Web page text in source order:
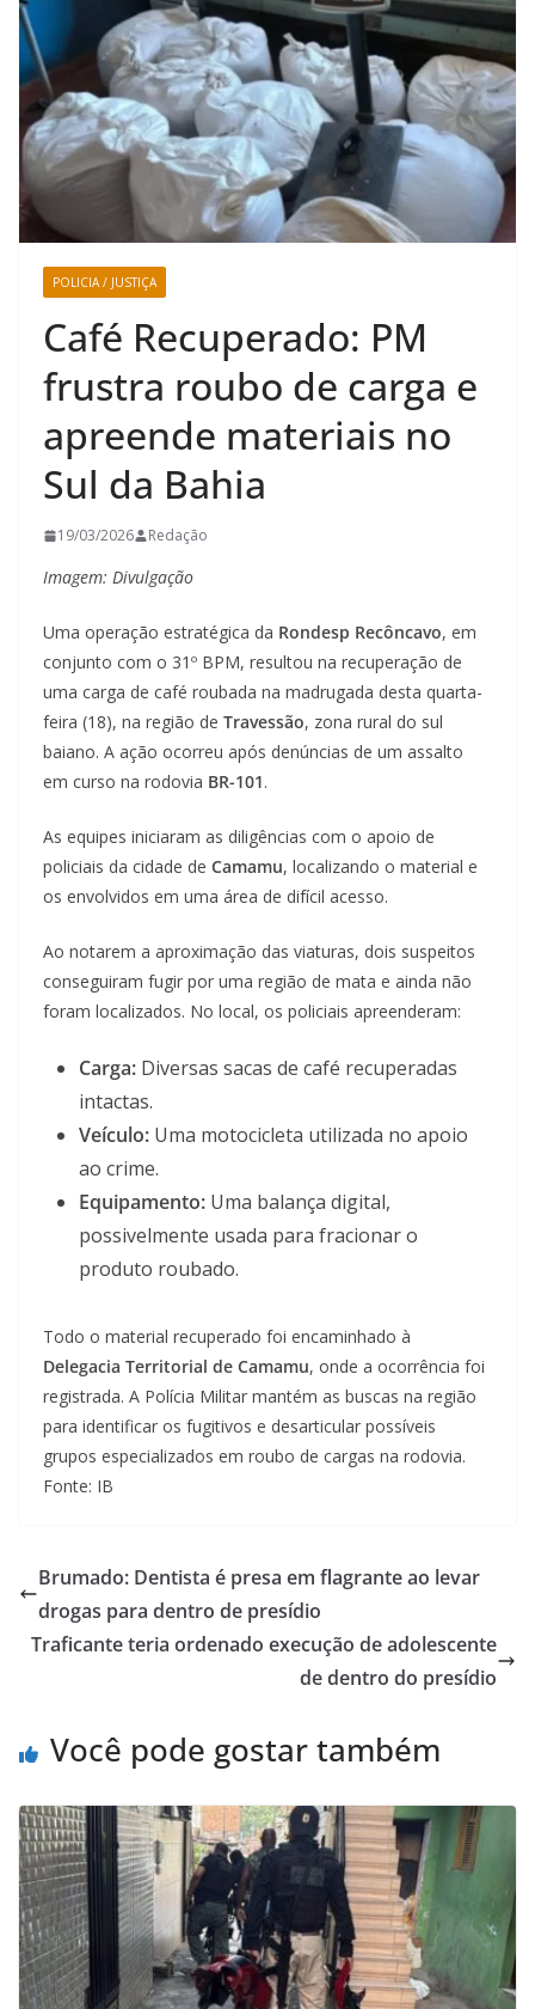
POLICIA / JUSTIÇA
Café Recuperado: PM
frustra roubo de carga e
apreende materiais no
Sul da Bahia
19/03/2026 Redação
Imagem: Divulgação
Uma operação estratégica da Rondesp Recôncavo, em
conjunto com o 31º BPM, resultou na recuperação de
uma carga de café roubada na madrugada desta quarta-
feira (18), na região de Travessão, zona rural do sul
baiano. A ação ocorreu após denúncias de um assalto
em curso na rodovia BR-101.
As equipes iniciaram as diligências com o apoio de
policiais da cidade de Camamu, localizando o material e
os envolvidos em uma área de difícil acesso.
Ao notarem a aproximação das viaturas, dois suspeitos
conseguiram fugir por uma região de mata e ainda não
foram localizados. No local, os policiais apreenderam:
Carga: Diversas sacas de café recuperadas
intactas.
Veículo: Uma motocicleta utilizada no apoio
ao crime.
Equipamento: Uma balança digital,
possivelmente usada para fracionar o
produto roubado.
Todo o material recuperado foi encaminhado à
Delegacia Territorial de Camamu, onde a ocorrência foi
registrada. A Polícia Militar mantém as buscas na região
para identificar os fugitivos e desarticular possíveis
grupos especializados em roubo de cargas na rodovia.
Fonte: IB
Brumado: Dentista é presa em flagrante ao levar
drogas para dentro de presídio
Traficante teria ordenado execução de adolescente
de dentro do presídio
Você pode gostar também